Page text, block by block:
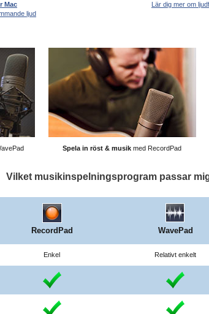
Mac
ljud
Lär dig mer om
Spela in röst & musik med RecordPad
Vilket musikinspelningsprogram passar
RecordPad WavePad
Enkel Relativt enkelt